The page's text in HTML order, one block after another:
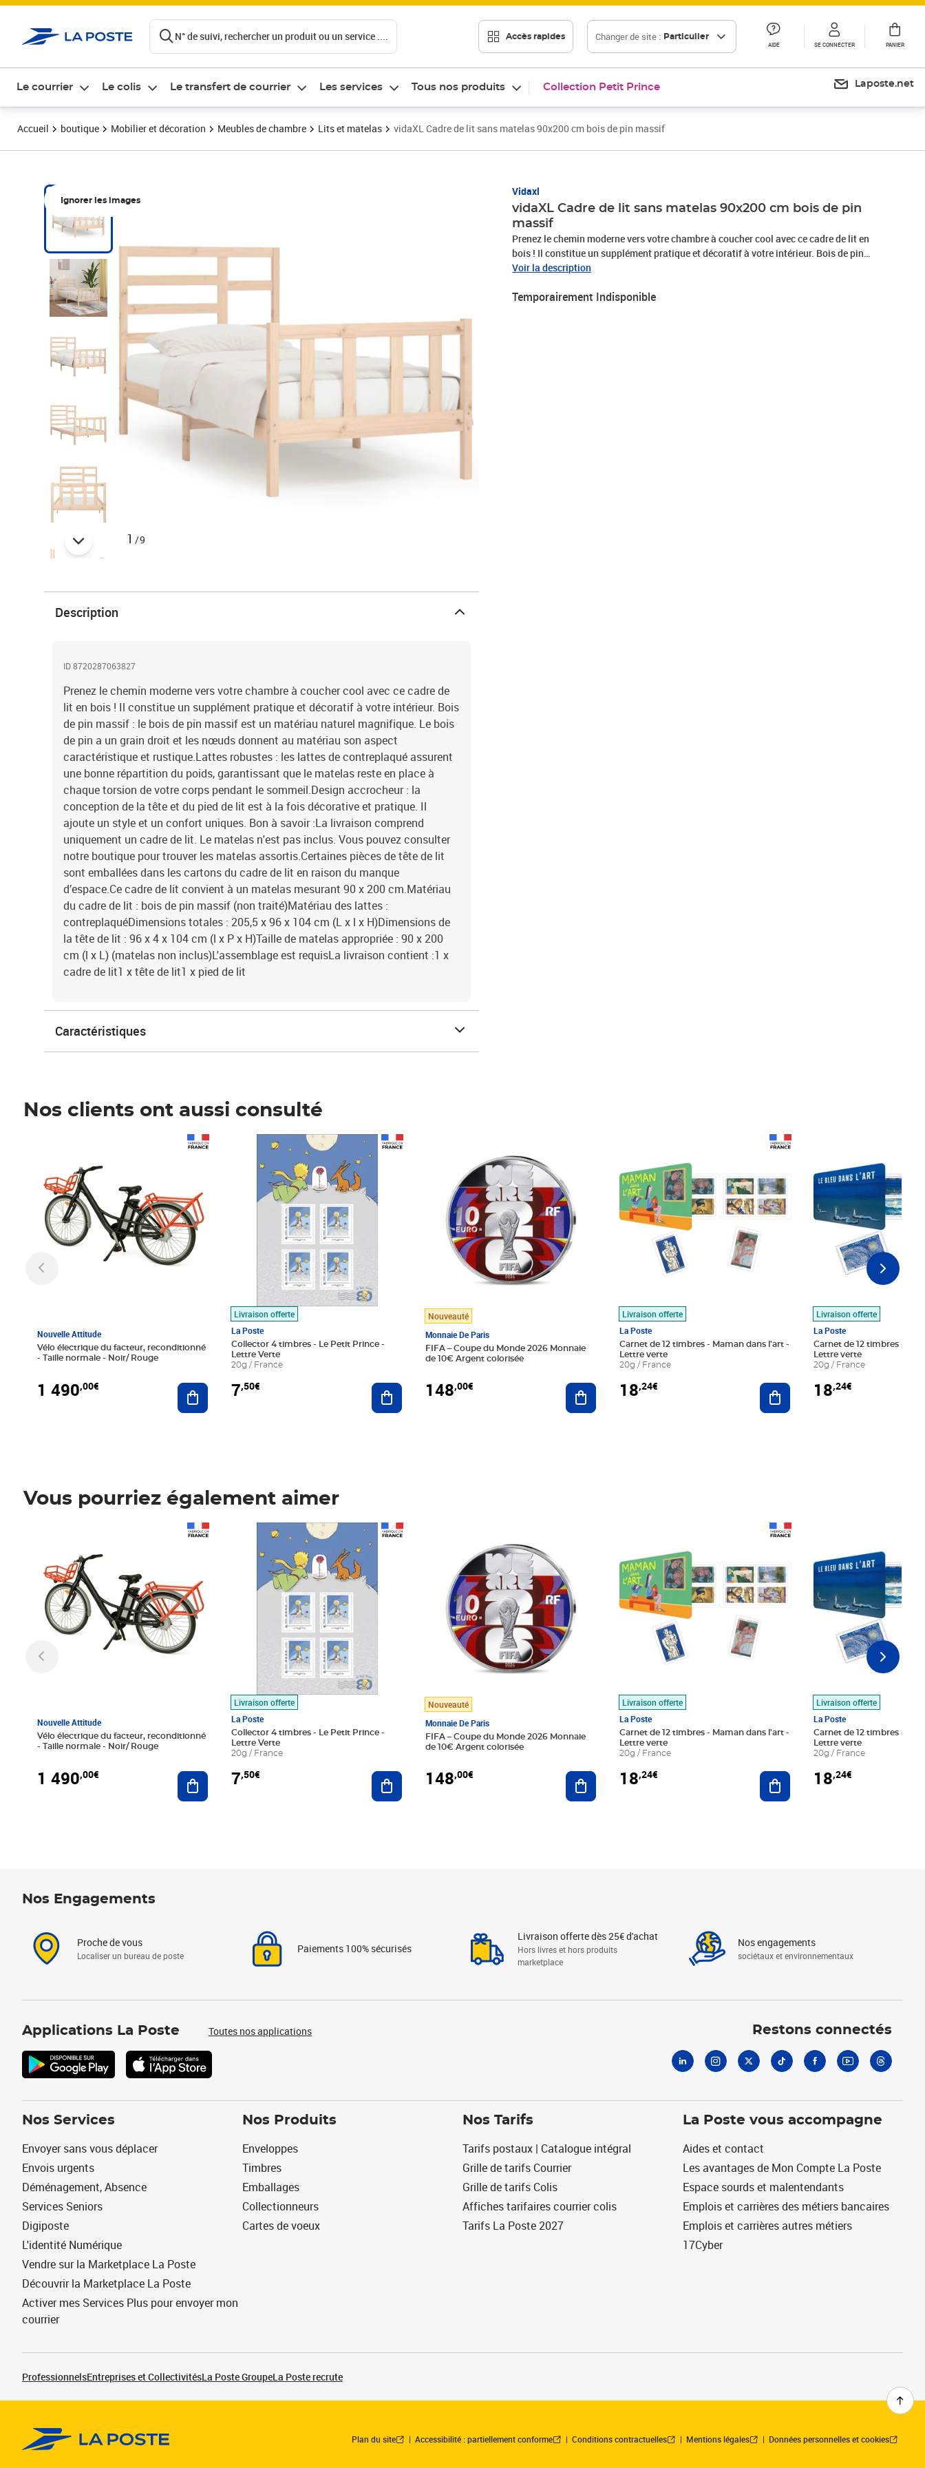
N° de suivi, rechercher un produit ou un service .... Accès rapides Changer de site : Particulier
AIDE SE CONNECTER PANIER
Le courrier Le colis Le transfert de courrier Les services Tous nos produits Collection Petit Prince Laposte.net
Accueil boutique Mobilier et décoration Meubles de chambre Lits et matelas vidaXL Cadre de lit sans matelas 90x200 cm bois de pin massif
Ignorer les images
1 /9
Vidaxl
vidaXL Cadre de lit sans matelas 90x200 cm bois de pin
massif
Prenez le chemin moderne vers votre chambre à coucher cool avec ce cadre de lit en
bois ! Il constitue un supplément pratique et décoratif à votre intérieur. Bois de pin
massif : le bois de pin massif est un matériau naturel magnifique. Le bois de pin a un
rustique.Lattes robustes : les lattes de contreplaqué assurent une bonne répartition
Voir la description
Temporairement Indisponible
Description
ID 8720287063827
Prenez le chemin moderne vers votre chambre à coucher cool avec ce cadre de
lit en bois ! Il constitue un supplément pratique et décoratif à votre intérieur. Bois
de pin massif : le bois de pin massif est un matériau naturel magnifique. Le bois
de pin a un grain droit et les nœuds donnent au matériau son aspect
caractéristique et rustique.Lattes robustes : les lattes de contreplaqué assurent
une bonne répartition du poids, garantissant que le matelas reste en place à
chaque torsion de votre corps pendant le sommeil.Design accrocheur : la
conception de la tête et du pied de lit est à la fois décorative et pratique. Il
ajoute un style et un confort uniques. Bon à savoir :La livraison comprend
uniquement un cadre de lit. Le matelas n'est pas inclus. Vous pouvez consulter
notre boutique pour trouver les matelas assortis.Certaines pièces de tête de lit
sont emballées dans les cartons du cadre de lit en raison du manque
d’espace.Ce cadre de lit convient à un matelas mesurant 90 x 200 cm.Matériau
du cadre de lit : bois de pin massif (non traité)Matériau des lattes :
contreplaquéDimensions totales : 205,5 x 96 x 104 cm (L x l x H)Dimensions de
la tête de lit : 96 x 4 x 104 cm (l x P x H)Taille de matelas appropriée : 90 x 200
cm (l x L) (matelas non inclus)L'assemblage est requisLa livraison contient :1 x
cadre de lit1 x tête de lit1 x pied de lit
Caractéristiques
Nos clients ont aussi consulté
Nouvelle Attitude
Vélo électrique du facteur, reconditionné
- Taille normale - Noir/ Rouge
1 490,00€ Ajouter au panier
Livraison offerte
La Poste
Collector 4 timbres - Le Petit Prince -
Lettre Verte
20g / France
7,50€
Prix 7,50€
Ajouter au panier
Nouveauté
Monnaie De Paris
FIFA – Coupe du Monde 2026 Monnaie
de 10€ Argent colorisée
148,00€ Ajouter au panier
Livraison offerte
La Poste
Carnet de 12 timbres - Maman dans l'art -
Lettre verte
20g / France
18,24€ Ajouter au panier
Livraison offerte
La Poste
Carnet de 12 timbres - Le
Lettre verte
20g / France
18,24€
Vous pourriez également aimer
Nouvelle Attitude
Vélo électrique du facteur, reconditionné
- Taille normale - Noir/ Rouge
1 490,00€ Ajouter au panier
Livraison offerte
La Poste
Collector 4 timbres - Le Petit Prince -
Lettre Verte
20g / France
7,50€
Prix 7,50€
Ajouter au panier
Nouveauté
Monnaie De Paris
FIFA – Coupe du Monde 2026 Monnaie
de 10€ Argent colorisée
148,00€ Ajouter au panier
Livraison offerte
La Poste
Carnet de 12 timbres - Maman dans l'art -
Lettre verte
20g / France
18,24€ Ajouter au panier
Livraison offerte
La Poste
Carnet de 12 timbres - Le
Lettre verte
20g / France
18,24€
Nos Engagements
Proche de vous
Localiser un bureau de poste
Paiements 100% sécurisés
Livraison offerte dès 25€ d'achat
Hors livres et hors produits
marketplace
Nos engagements
sociétaux et environnementaux
Applications La Poste Toutes nos applications Restons connectés
Nos Services
Envoyer sans vous déplacer
Envois urgents
Déménagement, Absence
Services Seniors
Digiposte
L'identité Numérique
Vendre sur la Marketplace La Poste
Découvrir la Marketplace La Poste
Activer mes Services Plus pour envoyer mon
courrier
Nos Produits
Enveloppes
Timbres
Emballages
Collectionneurs
Cartes de voeux
Nos Tarifs
Tarifs postaux | Catalogue intégral
Grille de tarifs Courrier
Grille de tarifs Colis
Affiches tarifaires courrier colis
Tarifs La Poste 2027
La Poste vous accompagne
Aides et contact
Les avantages de Mon Compte La Poste
Espace sourds et malentendants
Emplois et carrières des métiers bancaires
Emplois et carrières autres métiers
17Cyber
ProfessionnelsEntreprises et CollectivitésLa Poste GroupeLa Poste recrute
Plan du site Accessibilité : partiellement conforme Conditions contractuelles Mentions légales Données personnelles et cookies